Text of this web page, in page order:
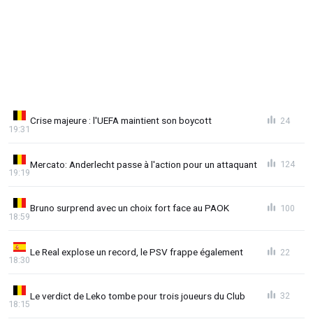
Crise majeure : l'UEFA maintient son boycott
19:31
24
Mercato: Anderlecht passe à l'action pour un attaquant
19:19
124
Bruno surprend avec un choix fort face au PAOK
18:59
100
Le Real explose un record, le PSV frappe également
18:30
22
Le verdict de Leko tombe pour trois joueurs du Club
18:15
32